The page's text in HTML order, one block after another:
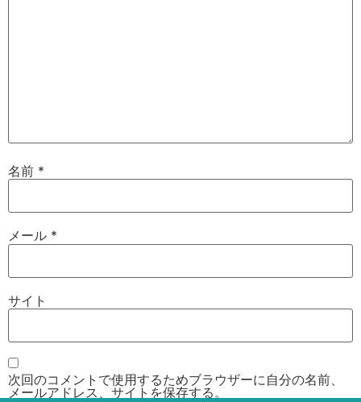
名前 *
メール *
サイト
次回のコメントで使用するためブラウザーに自分の名前、
メールアドレス、サイトを保存する。